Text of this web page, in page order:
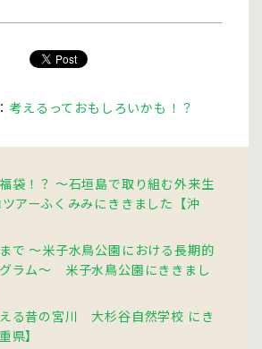
考えるっておもしろいかも！？
袋！？ 〜石垣島で取り組む外来生
アーふくみみにききました【沖
で 〜米子水鳥公園における長期的
ラム〜 米子水鳥公園にききまし
る昔の宮川 大杉谷自然学校 にき
県】